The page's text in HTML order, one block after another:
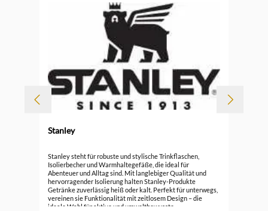
Stanley
Stanley steht für robuste und stylische Trinkflaschen,
Isolierbecher und Warmhaltegefäße, die ideal für
Abenteuer und Alltag sind. Mit langlebiger Qualität und
hervorragender Isolierung halten Stanley-Produkte
Getränke zuverlässig heiß oder kalt. Perfekt für unterwegs,
vereinen sie Funktionalität mit zeitlosem Design – die
ideale Wahl für aktive und umweltbewusste